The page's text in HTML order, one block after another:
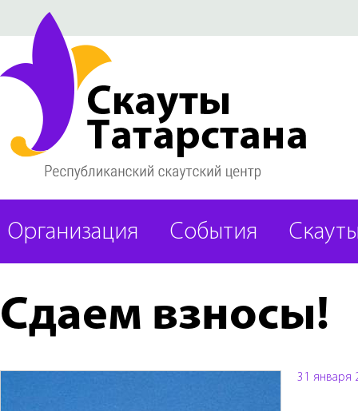
Организация События
Сдаем взносы!
31 января